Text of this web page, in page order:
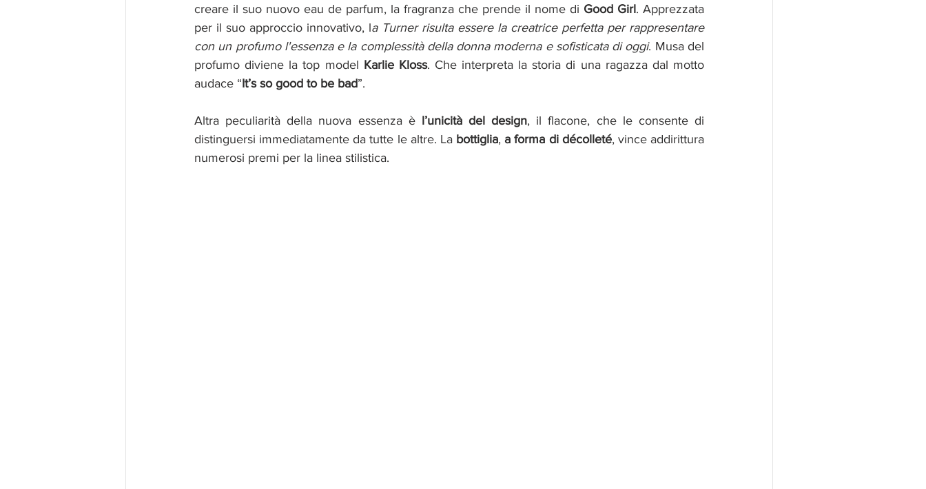
creare il suo nuovo eau de parfum, la fragranza che prende il nome di Good Girl. Apprezzata
per il suo approccio innovativo, la Turner risulta essere la creatrice perfetta per rappresentare
con un profumo l'essenza e la complessità della donna moderna e sofisticata di oggi. Musa del
profumo diviene la top model Karlie Kloss. Che interpreta la storia di una ragazza dal motto
audace “It’s so good to be bad”.
Altra peculiarità della nuova essenza è l’unicità del design, il flacone, che le consente di
distinguersi immediatamente da tutte le altre. La bottiglia, a forma di décolleté, vince addirittura
numerosi premi per la linea stilistica.